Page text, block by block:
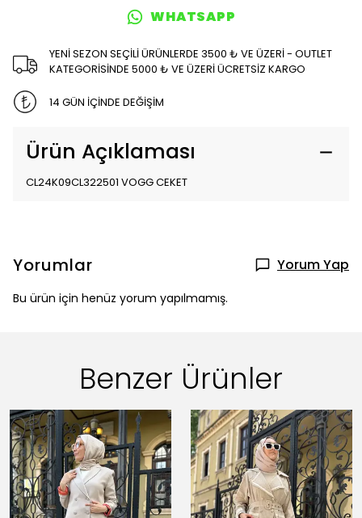
WHATSAPP
YENİ SEZON SEÇİLİ ÜRÜNLERDE 3500 ₺ VE ÜZERİ - OUTLET
KATEGORİSİNDE 5000 ₺ VE ÜZERİ ÜCRETSİZ KARGO
14 GÜN İÇİNDE DEĞİŞİM
Ürün Açıklaması
CL24K09CL322501 VOGG CEKET
Yorumlar Yorum Yap
Bu ürün için henüz yorum yapılmamış.
Benzer Ürünler